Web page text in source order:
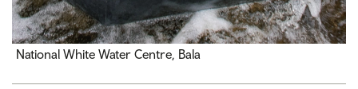
National White Water Centre, Bala